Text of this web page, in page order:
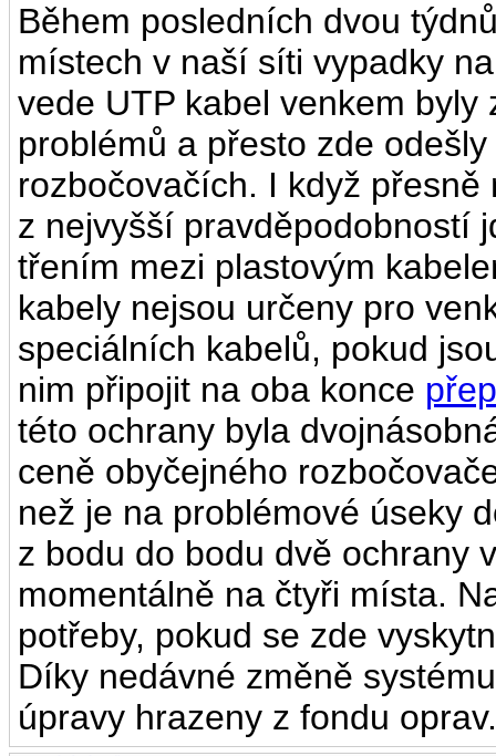
Během posledních dvou
místech v naší síti vypadky
vede UTP kabel venkem
problémů a přesto zde
rozbočovačích. I když
z nejvyšší pravděpodobností
třením mezi plastovým
kabely nejsou určeny pro
speciálních kabelů, pokud
nim připojit na oba konce
této ochrany byla
ceně obyčejného
než je na problémové úseky
z bodu do bodu dvě ochrany
momentálně na čtyři místa.
potřeby, pokud se zde
Díky nedávné změně
úpravy hrazeny z fondu oprav.